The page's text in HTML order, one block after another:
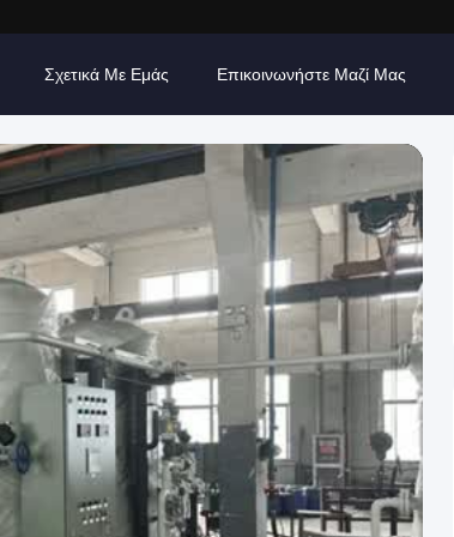
Σχετικά Με Εμάς Επικοινωνήστε Μαζί Μας